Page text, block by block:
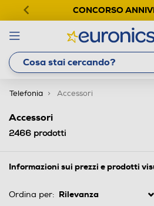
CONCORSO
Telefonia Accessori
Accessori
2466 prodotti
Informazioni sui prezzi e prodotti
Ordina per: